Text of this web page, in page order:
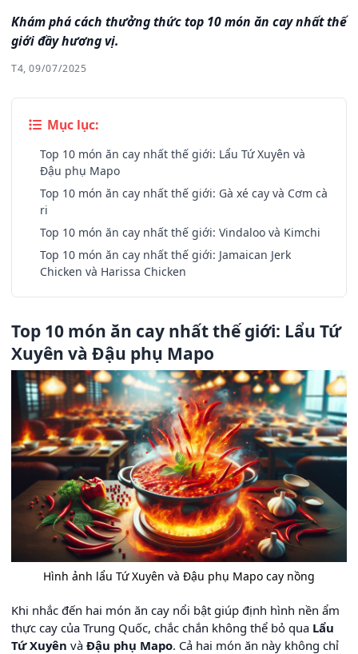
Khám phá cách thưởng thức top 10 món ăn cay nhất thế
giới đầy hương vị.
T4, 09/07/2025
Mục lục:
Top 10 món ăn cay nhất thế giới: Lẩu Tứ Xuyên và
Đậu phụ Mapo
Top 10 món ăn cay nhất thế giới: Gà xé cay và Cơm cà
ri
Top 10 món ăn cay nhất thế giới: Vindaloo và Kimchi
Top 10 món ăn cay nhất thế giới: Jamaican Jerk
Chicken và Harissa Chicken
Top 10 món ăn cay nhất thế giới: Lẩu Tứ
Xuyên và Đậu phụ Mapo
Hình ảnh lẩu Tứ Xuyên và Đậu phụ Mapo cay nồng
Khi nhắc đến hai món ăn cay nổi bật giúp định hình nền ẩm
thực cay của Trung Quốc, chắc chắn không thể bỏ qua Lẩu
Tứ Xuyên và Đậu phụ Mapo. Cả hai món ăn này không chỉ